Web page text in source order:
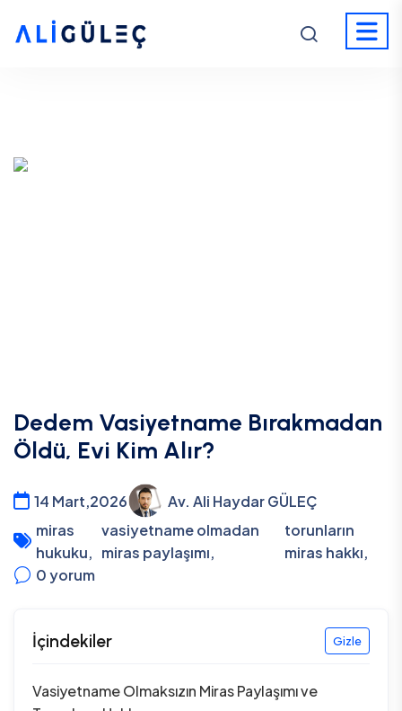
Dedem Vasiyetname Bırakmadan
Öldü, Evi Kim Alır?
14 Mart,2026
Av. Ali Haydar GÜLEÇ
miras
hukuku,
vasiyetname olmadan
miras paylaşımı,
torunların
miras hakkı,
0yorum
İçindekiler Gizle
Vasiyetname Olmaksızın Miras Paylaşımı ve